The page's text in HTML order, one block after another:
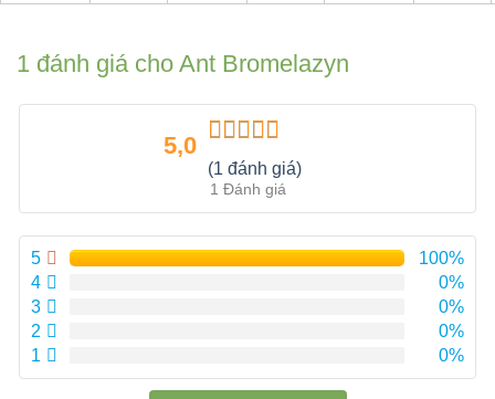
1 đánh giá cho Ant Bromelazyn
5,0
Được xếp
hạng 5.00
sao
(1 đánh giá)
1 Đánh giá
5
100%
4
0%
3
0%
2
0%
1
0%